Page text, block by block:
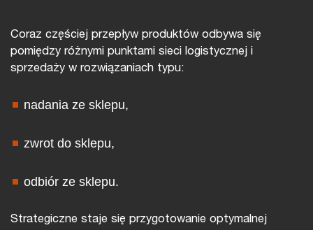
Coraz częściej przepływ produktów odbywa się
pomiędzy różnymi punktami sieci logistycznej i
sprzedaży w rozwiązaniach typu:
nadania ze sklepu,
zwrot do sklepu,
odbiór ze sklepu.
Strategiczne staje się przygotowanie optymalnej